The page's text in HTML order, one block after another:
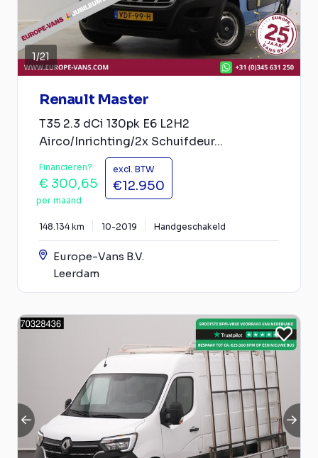
1/21
Renault Master
T35 2.3 dCi 130pk E6 L2H2
Airco/Inrichting/2x Schuifdeur...
Financieren?
€ 300,65
per maand
excl. BTW
€12.950
148.134 km 10-2019 Handgeschakeld
Europe-Vans B.V.
Leerdam